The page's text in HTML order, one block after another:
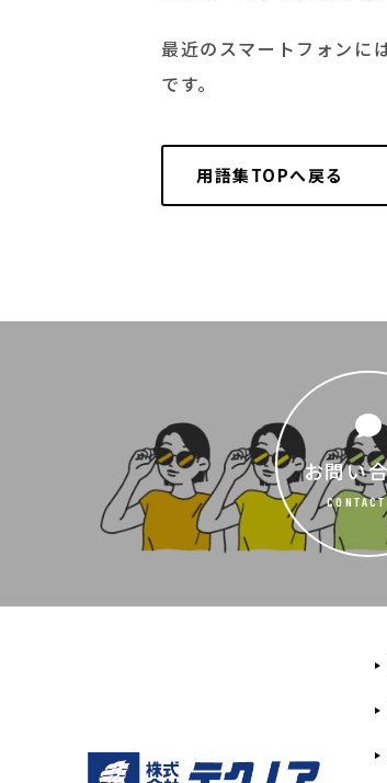
最近のスマートフォン
です。
用語集TOPへ戻る
お問い